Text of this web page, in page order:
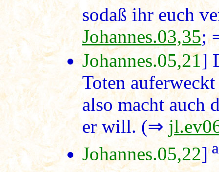
sodaß ihr euch
Johannes.03,35;
Johannes.05,21]
Toten
also macht auch
er will. (⇒
Johannes.05,22]a